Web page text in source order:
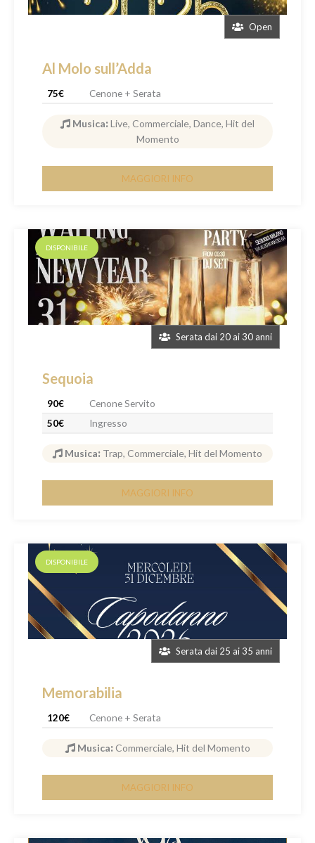
Open
Al Molo sull’Adda
75€ Cenone + Serata
Musica: Live, Commerciale, Dance, Hit del
Momento
MAGGIORI INFO
Serata dai 20 ai 30 anni
DISPONIBILE
Sequoia
90€
Cenone Servito
50€
Ingresso
Musica: Trap, Commerciale, Hit del Momento
MAGGIORI INFO
Serata dai 25 ai 35 anni
DISPONIBILE
Memorabilia
120€ Cenone + Serata
Musica: Commerciale, Hit del Momento
MAGGIORI INFO